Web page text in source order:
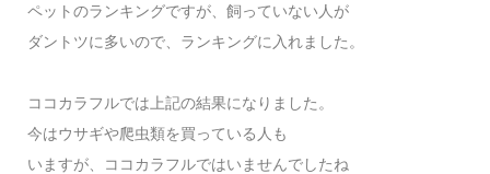
ペットのランキングですが、飼っていない人が
ダントツに多いので、ランキングに入れました。
ココカラフルでは上記の結果になりました。
今はウサギや爬虫類を買っている人も
いますが、ココカラフルではいませんでしたね